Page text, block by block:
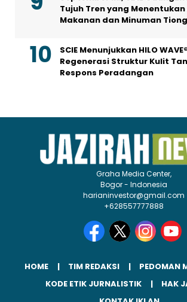
Tujuh Tren yang
Makanan dan Minuman
SCIE Menunjukkan HILO
Regenerasi Struktur Kulit
Respons Peradangan
Graha Media Center,
Bogor - Indonesia
harianinvestor@gmail.com
+628557777888
HOME TIM REDAKSI
PEDOMAN
KODE ETIK JURNALISTIK
HAK